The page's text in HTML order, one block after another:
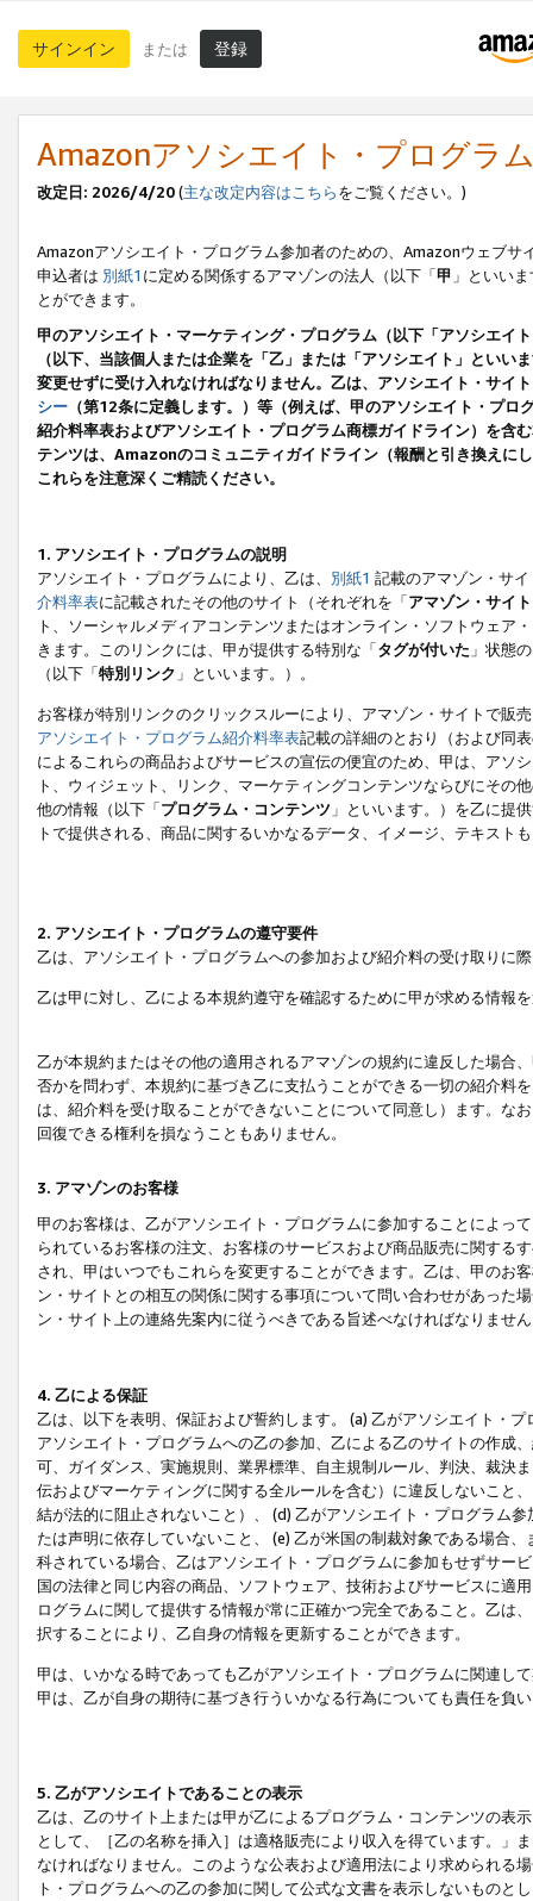
サインイン または 登録
Amazonアソシエイト・プログラ
改定日: 2026/4/20(主な改定内容はこちらをご覧ください。)
Amazonアソシエイト・プログラム参加者のための、Amazonウェブサ
申込者は 別紙1 に定める関係するアマゾンの法人（以下「甲 」といい
とができます。
甲のアソシエイト・マーケティング・プログラム（以下「アソシエイ
（以下、当該個人または企業を「乙」または「アソシエイト」とい
変更せずに受け入れなければなりません。乙は、アソシエイト・サイ
シー （第12条に定義します。）等（例えば、甲のアソシエイト・プ
紹介料率表およびアソシエイト・プログラム商標ガイドライン）を
テンツは、Amazonのコミュニティガイドライン（報酬と引き換えに
これらを注意深くご精読ください。
1. アソシエイト・プログラムの説明
アソシエイト・プログラムにより、乙は、 別紙1 記載のアマゾン・サ
介料率表に記載されたその他のサイト（それぞれを「アマゾン・サイト
ト、ソーシャルメディアコンテンツまたはオンライン・ソフトウェア
きます。このリンクには、甲が提供する特別な「タグが付いた 」状態
（以下「特別リンク 」といいます。）。
お客様が特別リンクのクリックスルーにより、アマゾン・サイトで販
アソシエイト・プログラム紹介料率表記載の詳細のとおり（および同
によるこれらの商品およびサービスの宣伝の便宜のため、甲は、アソ
ト、ウィジェット、リンク、マーケティングコンテンツならびにその
他の情報（以下「プログラム・コンテンツ 」といいます。）を乙に提
トで提供される、商品に関するいかなるデータ、イメージ、テキス
2. アソシエイト・プログラムの遵守要件
乙は、アソシエイト・プログラムへの参加および紹介料の受け取りに
乙は甲に対し、乙による本規約遵守を確認するために甲が求める情報
乙が本規約またはその他の適用されるアマゾンの規約に違反した場合
否かを問わず、本規約に基づき乙に支払うことができる一切の紹介料
は、紹介料を受け取ることができないことについて同意し）ます。な
回復できる権利を損なうこともありません。
3. アマゾンのお客様
甲のお客様は、乙がアソシエイト・プログラムに参加することによっ
られているお客様の注文、お客様のサービスおよび商品販売に関する
され、甲はいつでもこれらを変更することができます。乙は、甲のお
ン・サイトとの相互の関係に関する事項について問い合わせがあった
ン・サイト上の連絡先案内に従うべきである旨述べなければなりませ
4. 乙による保証
乙は、以下を表明、保証および誓約します。 (a) 乙がアソシエイト・
アソシエイト・プログラムへの乙の参加、乙による乙のサイトの作成
可、ガイダンス、実施規則、業界標準、自主規制ルール、判決、裁決
伝およびマーケティングに関する全ルールを含む）に違反しないこと
結が法的に阻止されないこと）、 (d) 乙がアソシエイト・プログラム
たは声明に依存していないこと、 (e) 乙が米国の制裁対象である場合
科されている場合、乙はアソシエイト・プログラムに参加もせずサー
国の法律と同じ内容の商品、ソフトウェア、技術およびサービスに適
ログラムに関して提供する情報が常に正確かつ完全であること。乙は
択することにより、乙自身の情報を更新することができます。
甲は、いかなる時であっても乙がアソシエイト・プログラムに関連し
甲は、乙が自身の期待に基づき行ういかなる行為についても責任を負
5. 乙がアソシエイトであることの表示
乙は、乙のサイト上または甲が乙によるプログラム・コンテンツの表
として、［乙の名称を挿入］は適格販売により収入を得ています。」
なければなりません。このような公表および適用法により求められる
ト・プログラムへの乙の参加に関して公式な文書を表示しないもの